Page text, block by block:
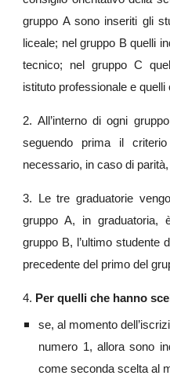
gruppo A sono inseriti gli
liceale; nel gruppo B quelli
tecnico; nel gruppo C
istituto professionale e
2. All’interno di ogni
seguendo prima il
necessario, in caso di
3. Le tre graduatorie
gruppo A, in graduatoria,
gruppo B, l’ultimo studente
precedente del primo del
4. Per quelli che hanno
se, al momento
numero 1, allora sono
come seconda scelta al